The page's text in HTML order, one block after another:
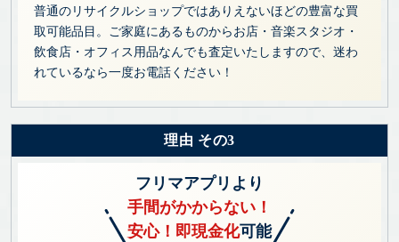
普通のリサイクルショップではありえないほどの豊富な買
取可能品目。ご家庭にあるものからお店・音楽スタジオ・
飲食店・オフィス用品なんでも査定いたしますので、迷わ
れているなら一度お電話ください！
理由 その3
フリマアプリより
手間がかからない！
安心！即現金化可能